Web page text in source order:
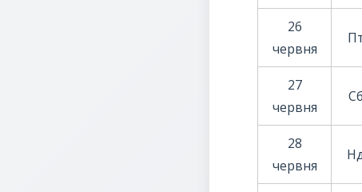
26
червня
27
червня
Сб
28
червня